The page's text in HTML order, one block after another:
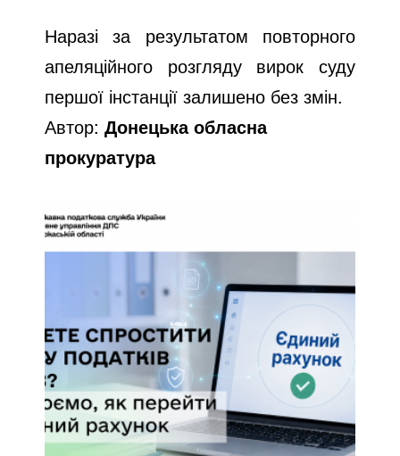
Наразі за результатом повторного
апеляційного розгляду вирок суду
першої інстанції залишено без змін.
Автор:Донецька обласна
прокуратура